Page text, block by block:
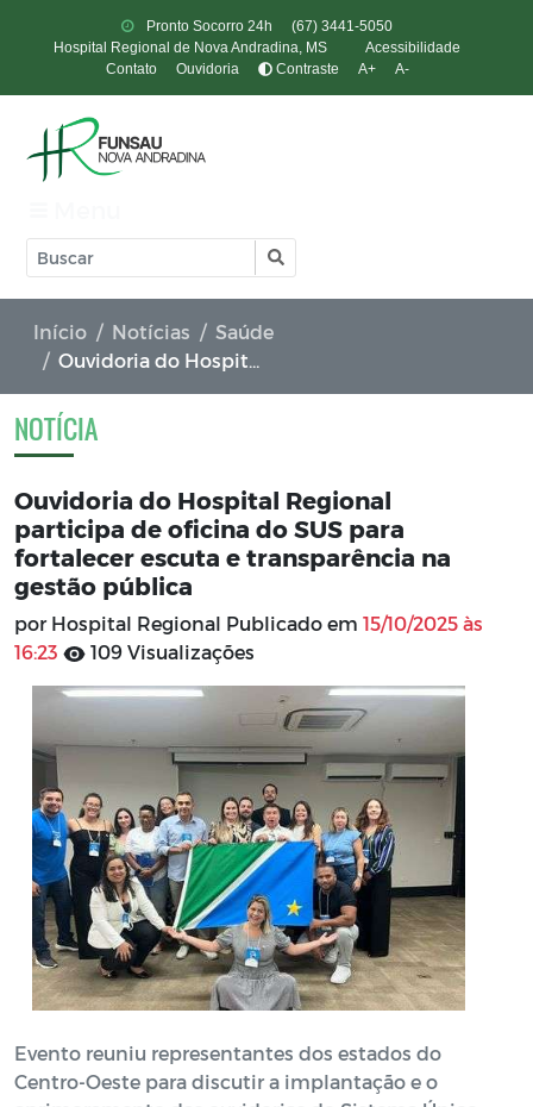
Pronto Socorro 24h
(67) 3441-5050
Hospital Regional de Nova Andradina, MS
Acessibilidade
Contato
Ouvidoria Contraste A+ A-
Início Notícias
Saúde
Ouvidoria do Hospital Regional participa de oficina do SUS para fortalecer escuta e transparência na gestão pública
NOTÍCIA
Ouvidoria do Hospital Regional
participa de oficina do SUS para
fortalecer escuta e transparência na
gestão pública
por Hospital Regional Publicado em 15/10/2025 às
16:23
109 Visualizações
Evento reuniu representantes dos estados do
Centro-Oeste para discutir a implantação e o